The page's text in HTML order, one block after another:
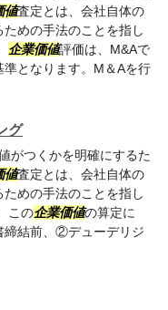
値査定とは、会社自体の
めの手法のことを指し
企業価値評価は、M&Aで
となります。M＆Aを行
グ
がつくかを明確にするた
値査定とは、会社自体の
めの手法のことを指し
この企業価値の算定に
締結前、②デューデリジ